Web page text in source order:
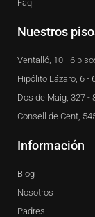
Faq
Nuestros
Ventalló, 10 - 6
Hipólito Lázaro, 6 -
Dos de Maig, 327 -
Consell de Cent,
Información
Blog
Nosotros
Padres